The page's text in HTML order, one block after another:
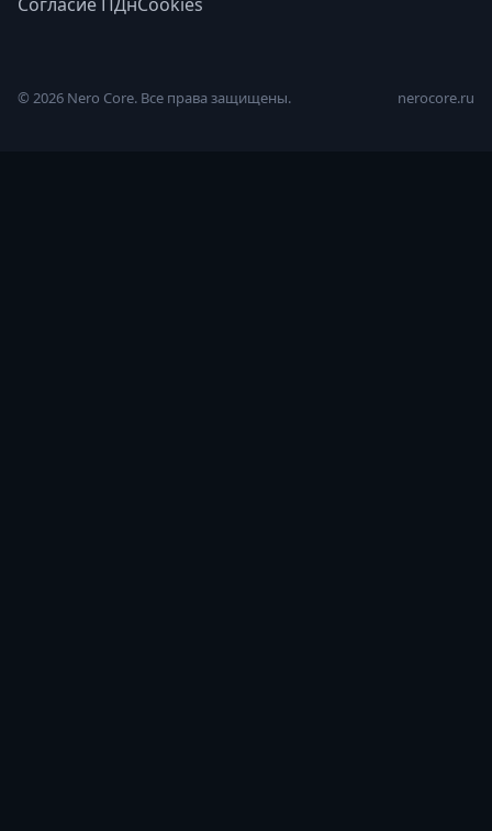
© 2026 Nero Core. Все права защищены. nerocore.ru